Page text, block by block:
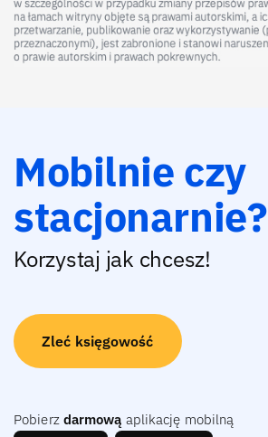
Mobilnie czy
stacjonarnie?
Korzystaj jak chcesz!
Zleć księgowość
Pobierz darmową aplikację mobilną